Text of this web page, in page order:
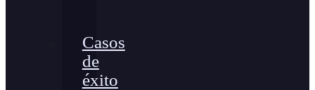
Casos
de
éxito